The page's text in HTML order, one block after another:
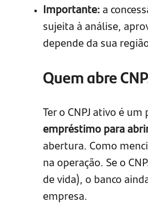
Importante: a
sujeita à análise,
depende da sua
Quem abre
Ter o CNPJ ativo é
empréstimo para
abertura. Como
na operação. Se o
de vida), o banco
empresa.